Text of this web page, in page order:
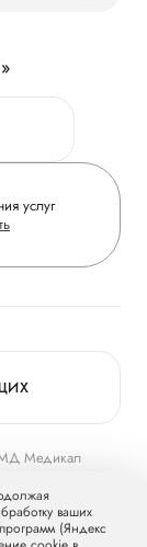
услуг
Медикал
ваших
(Яндекс